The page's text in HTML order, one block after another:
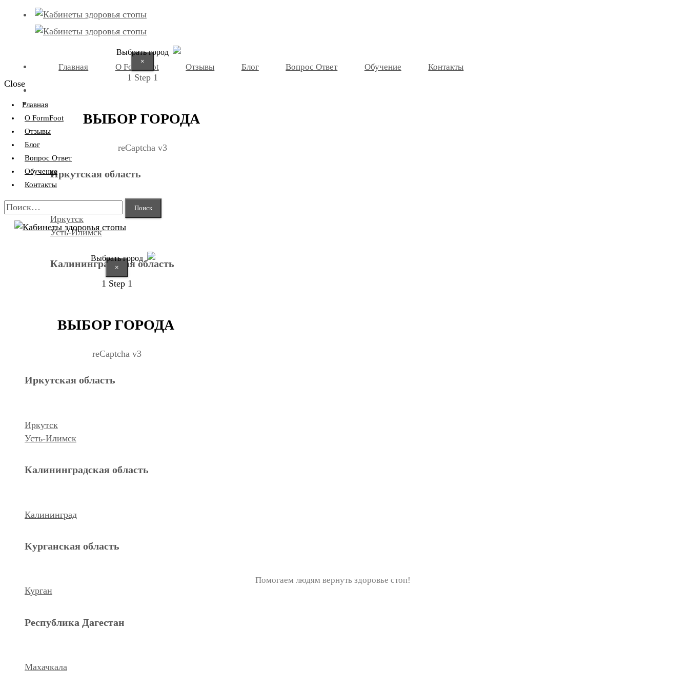
Выбрать город
×
1 Step 1
ВЫБОР ГОРОДА
reCaptcha v3
Иркутская область
Иркутск
Усть-Илимск
Калининградская область
Курган
Помогаем людям вернуть здоровье стоп!
Главная О FormFoot Отзывы Блог Вопрос Ответ Обучение Контакты
Close
Главная
О FormFoot
Отзывы
Блог
Вопрос Ответ
Обучение
Контакты
Найти:
Выбрать город
×
1 Step 1
ВЫБОР ГОРОДА
reCaptcha v3
Иркутская область
Иркутск
Усть-Илимск
Калининградская область
Калининград
Курганская область
Курган
Республика Дагестан
Махачкала